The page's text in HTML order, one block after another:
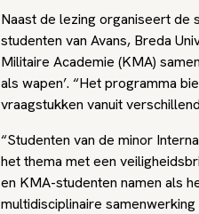
Naast de lezing organiseert de
studenten van Avans, Breda
Militaire Academie (KMA)
als wapen’. “Het programma
vraagstukken vanuit
“Studenten van de minor
het thema met een
en KMA-studenten namen als
multidisciplinaire